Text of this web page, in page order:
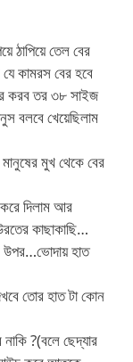
তেল বের
কামরস বের হবে
করব তর ৩৮ সাইজ
বলবে খেয়েছিলাম
মুখ থেকে বের
দিলাম আর
কাছাকাছি…
উপর…ভোদায় হাত
তোর হাত টা কোন
?(বলে ছেদ্যার